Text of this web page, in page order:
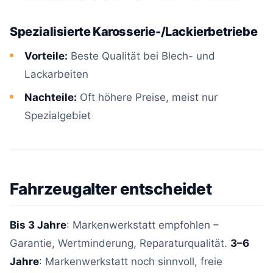
Spezialisierte Karosserie-/Lackierbetriebe
Vorteile: Beste Qualität bei Blech- und
Lackarbeiten
Nachteile: Oft höhere Preise, meist nur
Spezialgebiet
Fahrzeugalter entscheidet
Bis 3 Jahre: Markenwerkstatt empfohlen –
Garantie, Wertminderung, Reparaturqualität. 3–6
Jahre: Markenwerkstatt noch sinnvoll, freie